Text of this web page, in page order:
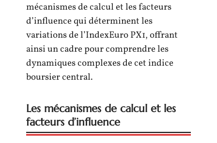
mécanismes de calcul et les facteurs
d’influence qui déterminent les
variations de l’IndexEuro PX1, offrant
ainsi un cadre pour comprendre les
dynamiques complexes de cet indice
boursier central.
Les mécanismes de calcul et les
facteurs d’influence